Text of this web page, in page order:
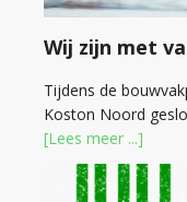
Wij zijn met
Tijdens de
Koston Noord
[Lees meer ...]